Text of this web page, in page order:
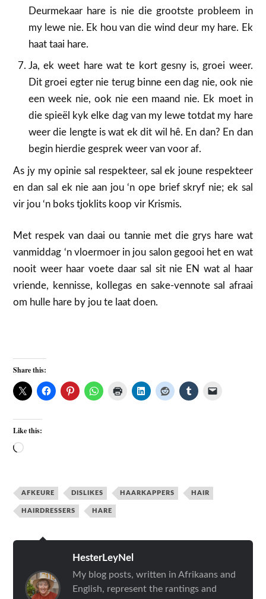
Deurmekaar hare is nie die grootste probleem in
my lewe nie. Ek hou van die wind deur my hare. Ek
haat taai hare.
Ja, ek weet hare wat te kort gesny is, groei weer.
Dit groei egter nie terug binne een dag nie, ook nie
een week nie, ook nie een maand nie. Ek moet in
die spieël kyk elke dag van my lewe totdat my hare
weer die lengte is wat ek dit wil hê. En dan? En dan
begin hierdie gesprek weer van voor af.
As jy my opinie sal respekteer, sal ek joune respekteer
en dan sal ek nie aan jou ‘n ope brief skryf nie; ek sal
vir jou ‘n boks tjoklits koop vir Krismis.
Met respek van daai ou tannie met die grys hare wat
vanmiddag ‘n vloermoer in jou salon gegooi het en wat
nooit weer haar voete daar sal sit nie EN wat al haar
vriende, kennisse, kollegas en sake-vennote sal afraai
om hulle hare by jou te laat doen.
Share this:
Like this:
AFKEURE DISLIKES HAARKAPPERS HAIR
HAIRDRESSERS HARE
HesterLeyNel
My blog posts, written in Afrikaans and
English, represent the rantings and